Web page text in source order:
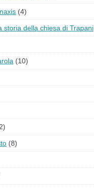
(4)
storia della chiesa di Trapani
(10)
(8)